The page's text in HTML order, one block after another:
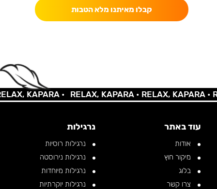
קבלו מאיתנו מלא הטבות
KAPARA • RELAX, KAPARA •RELAX, KAPARA •
עוד באתר
אודות
מיקור חוץ
בלוג
צרו קשר
נרגילות
נרגילות רוסיות
נרגילות נירוסטה
נרגילות מיוחדות
נרגילות יוקרתיות